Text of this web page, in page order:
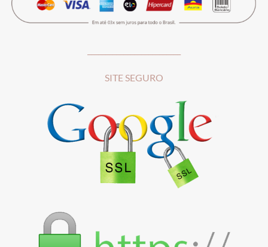
SITE SEGURO